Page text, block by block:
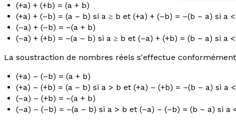
(+a) + (+b) = (a + b)
(+a) + (–b) = (a – b) si a ≥ b et (+a) + (–b) = –(b – a) si a
(–a) + (–b) = –(a + b)
(–a) + (+b) = –(a – b) si a ≥ b et (–a) + (+b) = (b – a) si a <
La soustraction de nombres réels s'effectue
(+a) – (–b) = (a + b)
(+a) – (+b) = (a – b) si a > b et (+a) – (+b) = –(b – a) si a
(–a) – (+b) = –(a + b)
(–a) – (–b) = –(a – b) si a > b et (–a) – (–b) = (b – a) si a